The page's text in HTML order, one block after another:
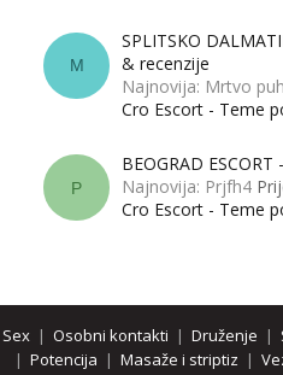
M
SPLITSKO
& recenzije
Najnovija: Mrtvo
Cro Escort - Teme
P
BEOGRAD
Najnovija: Prjfh4
Cro Escort - Teme
Sex| Osobni kontakti | Druženje |
| Potencija | Masaže i striptiz |